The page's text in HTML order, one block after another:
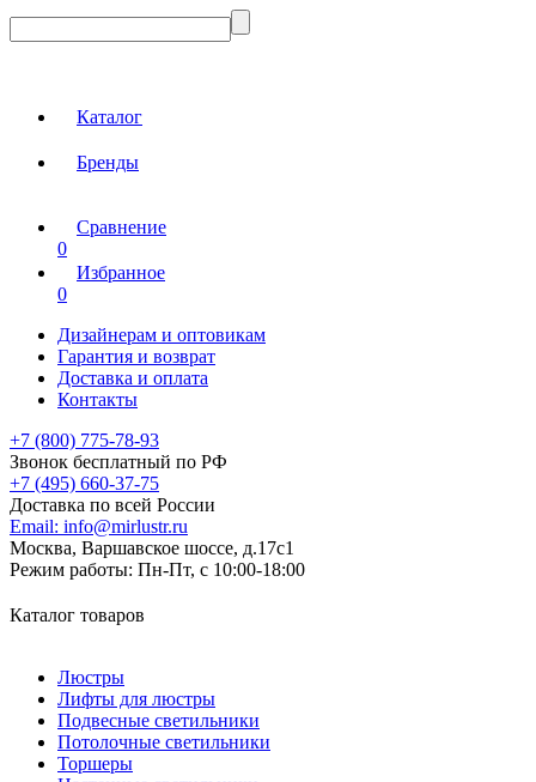
Каталог
Бренды
Сравнение
0
Избранное
0
Дизайнерам и оптовикам
Гарантия и возврат
Доставка и оплата
Контакты
+7 (800) 775-78-93
Звонок бесплатный по РФ
+7 (495) 660-37-75
Доставка по всей России
Email: info@mirlustr.ru
Москва, Варшавское шоссе, д.17c1
Режим работы: Пн-Пт, с 10:00-18:00
Каталог товаров
Люстры
Лифты для люстры
Подвесные светильники
Потолочные светильники
Торшеры